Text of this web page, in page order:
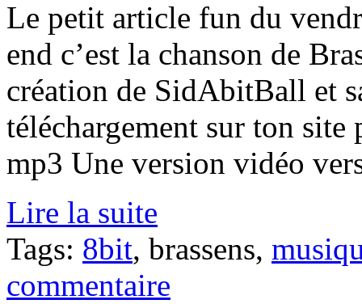
Le petit article fun du
end c’est la chanson de
création de SidAbitBall et
téléchargement sur ton
mp3 Une version vidéo
Lire la suite
Tags: 8bit, brassens,
commentaire